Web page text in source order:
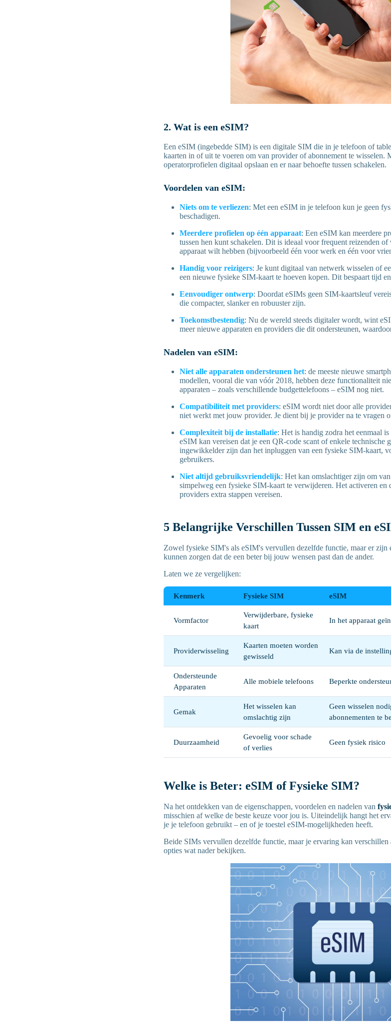
2. Wat is een eSIM?
Een eSIM (ingebedde SIM) is een digitale SIM die in je telefoon of
kaarten in of uit te voeren om van provider of abonnement te wisselen.
operatorprofielen digitaal opslaan en er naar behoefte tussen schakelen.
Voordelen van eSIM:
Niets om te verliezen: Met een eSIM in je telefoon kun je geen
beschadigen.
Meerdere profielen op één apparaat: Een eSIM kan meerdere
tussen hen kunt schakelen. Dit is ideaal voor frequent reizenden
apparaat wilt hebben (bijvoorbeeld één voor werk en één voor
Handig voor reizigers: Je kunt digitaal van netwerk wisselen of
een nieuwe fysieke SIM-kaart te hoeven kopen. Dit bespaart tijd
Eenvoudiger ontwerp: Doordat eSIMs geen SIM-kaartsleuf
die compacter, slanker en robuuster zijn.
Toekomstbestendig: Nu de wereld steeds digitaler wordt, wint
meer nieuwe apparaten en providers die dit ondersteunen,
Nadelen van eSIM:
Niet alle apparaten ondersteunen het: de meeste nieuwe
modellen, vooral die van vóór 2018, hebben deze functionaliteit
apparaten – zoals verschillende budgettelefoons – eSIM nog niet.
Compatibiliteit met providers: eSIM wordt niet door alle
niet werkt met jouw provider. Je dient bij je provider na te vragen
Complexiteit bij de installatie: Het is handig zodra het eenmaal
eSIM kan vereisen dat je een QR-code scant of enkele technische
ingewikkelder zijn dan het inpluggen van een fysieke SIM-kaart,
gebruikers.
Niet altijd gebruiksvriendelijk: Het kan omslachtiger zijn om
simpelweg een fysieke SIM-kaart te verwijderen. Het activeren en
providers extra stappen vereisen.
5 Belangrijke Verschillen Tussen SIM en
Zowel fysieke SIM's als eSIM's vervullen dezelfde functie, maar er
kunnen zorgen dat de een beter bij jouw wensen past dan de ander.
Laten we ze vergelijken:
Kenmerk Fysieke SIM eSIM
Vormfactor
Verwijderbare, fysieke
kaart
In het apparaat
Providerwisseling
Kaarten moeten worden
gewisseld
Kan via de
Ondersteunde
Apparaten
Alle mobiele telefoons Beperkte
Gemak
Het wisselen kan
omslachtig zijn
Geen wisselen
abonnementen te
Duurzaamheid
Gevoelig voor schade
of verlies
Geen fysiek risico
Welke is Beter: eSIM of Fysieke SIM?
Na het ontdekken van de eigenschappen, voordelen en nadelen van
misschien af welke de beste keuze voor jou is. Uiteindelijk hangt het
je je telefoon gebruikt – en of je toestel eSIM-mogelijkheden heeft.
Beide SIMs vervullen dezelfde functie, maar je ervaring kan
opties wat nader bekijken.